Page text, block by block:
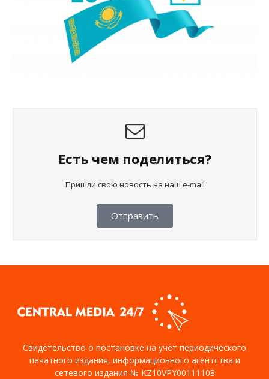
Есть чем поделиться?
Пришли свою новость на наш e-mail
Отправить
Свидетельство о постановке на учет периодического
печатного издания, информационного агентства и
сетевого издания № KZ10VPY00111108